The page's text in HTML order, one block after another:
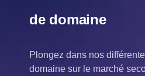
Русский
de domaine
Plongez dans nos
domaine sur le marché